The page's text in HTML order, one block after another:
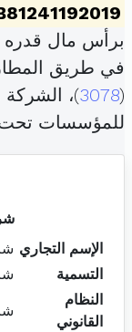
برأس مال قدره
(
3078)،
للمؤسسات تحت
الإسم التجاري
التسمية
النظام
القانوني